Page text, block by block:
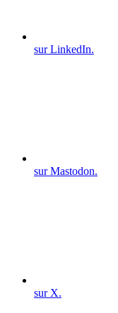
sur LinkedIn.
sur Mastodon.
sur X.